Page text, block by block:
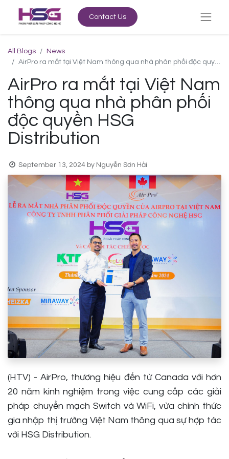
Contact Us
All Blogs
News
AirPro ra mắt tại Việt Nam thông qua nhà phân phối độc quyền HSG Distribution
AirPro ra mắt tại Việt Nam
thông qua nhà phân phối
độc quyền HSG
Distribution
September 13, 2024 by Nguyễn Sơn Hải
(HTV) - AirPro, thương hiệu đến từ Canada với hơn
20 năm kinh nghiệm trong việc cung cấp các giải
pháp chuyển mạch Switch và WiFi, vừa chính thức
gia nhập thị trường Việt Nam thông qua sự hợp tác
với HSG Distribution.